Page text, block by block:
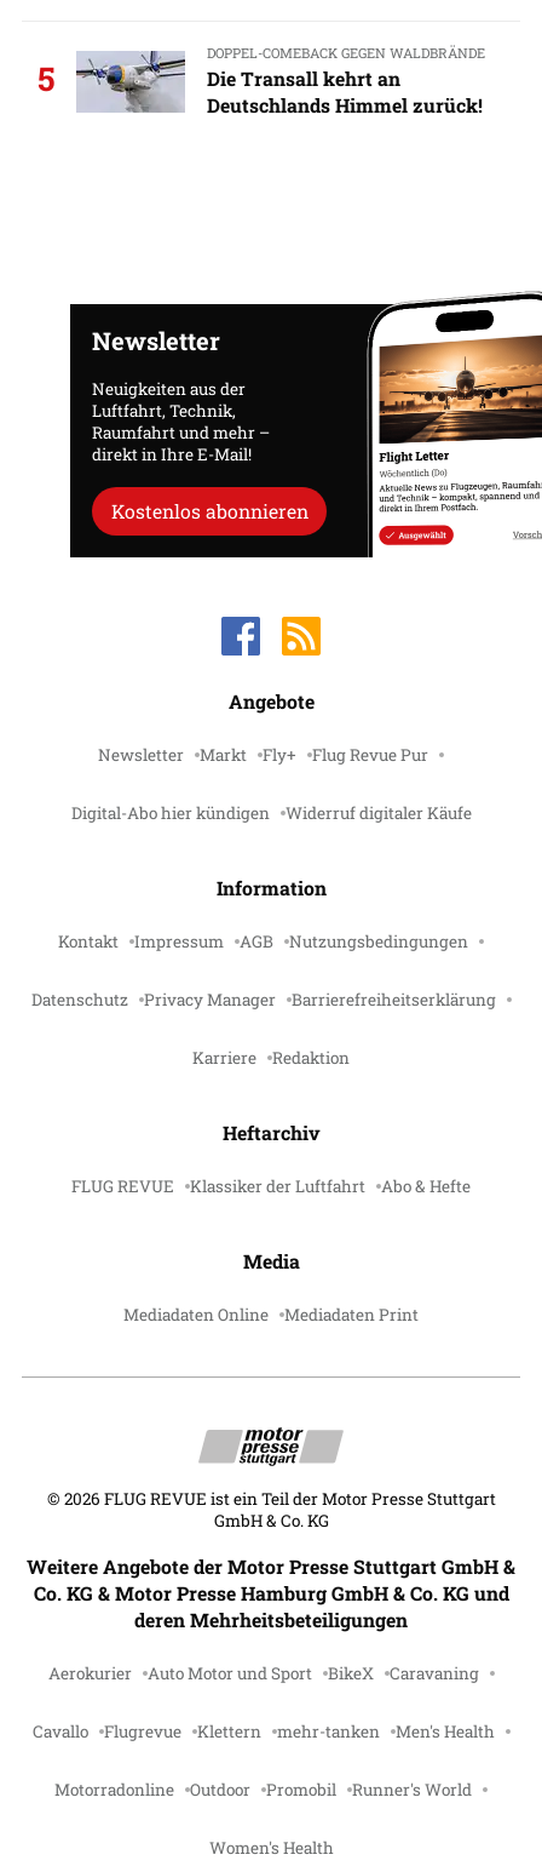
5
DOPPEL-COMEBACK GEGEN WALDBRÄNDE
Die Transall kehrt an
Deutschlands Himmel zurück!
Newsletter
Neuigkeiten aus der
Luftfahrt, Technik,
Raumfahrt und mehr –
direkt in Ihre E-Mail!
Kostenlos abonnieren
Angebote
Newsletter Markt Fly+ Flug Revue Pur
Digital-Abo hier kündigen Widerruf digitaler Käufe
Information
Kontakt Impressum AGB Nutzungsbedingungen
Datenschutz Privacy Manager Barrierefreiheitserklärung
Karriere Redaktion
Heftarchiv
FLUG REVUE Klassiker der Luftfahrt Abo & Hefte
Media
Mediadaten Online Mediadaten Print
© 2026 FLUG REVUE ist ein Teil der Motor Presse Stuttgart
GmbH & Co. KG
Weitere Angebote der Motor Presse Stuttgart GmbH &
Co. KG & Motor Presse Hamburg GmbH & Co. KG und
deren Mehrheitsbeteiligungen
Aerokurier Auto Motor und Sport BikeX Caravaning
Cavallo Flugrevue Klettern mehr-tanken Men's Health
Motorradonline Outdoor Promobil Runner's World
Women's Health